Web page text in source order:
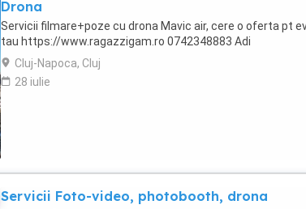
Drona
Servicii filmare+poze cu drona Mavic air, cere o oferta pt
tau https://www.ragazzigam.ro 0742348883 Adi
Cluj-Napoca, Cluj
28 iulie
Servicii Foto-video, photobooth, drona